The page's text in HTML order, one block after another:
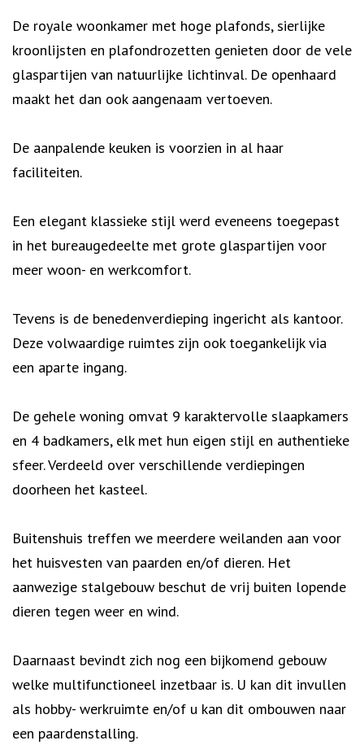
De royale woonkamer met hoge plafonds, sierlijke
kroonlijsten en plafondrozetten genieten door de vele
glaspartijen van natuurlijke lichtinval. De openhaard
maakt het dan ook aangenaam vertoeven.
De aanpalende keuken is voorzien in al haar
faciliteiten.
Een elegant klassieke stijl werd eveneens toegepast
in het bureaugedeelte met grote glaspartijen voor
meer woon- en werkcomfort.
Tevens is de benedenverdieping ingericht als kantoor.
Deze volwaardige ruimtes zijn ook toegankelijk via
een aparte ingang.
De gehele woning omvat 9 karaktervolle slaapkamers
en 4 badkamers, elk met hun eigen stijl en authentieke
sfeer. Verdeeld over verschillende verdiepingen
doorheen het kasteel.
Buitenshuis treffen we meerdere weilanden aan voor
het huisvesten van paarden en/of dieren. Het
aanwezige stalgebouw beschut de vrij buiten lopende
dieren tegen weer en wind.
Daarnaast bevindt zich nog een bijkomend gebouw
welke multifunctioneel inzetbaar is. U kan dit invullen
als hobby- werkruimte en/of u kan dit ombouwen naar
een paardenstalling.